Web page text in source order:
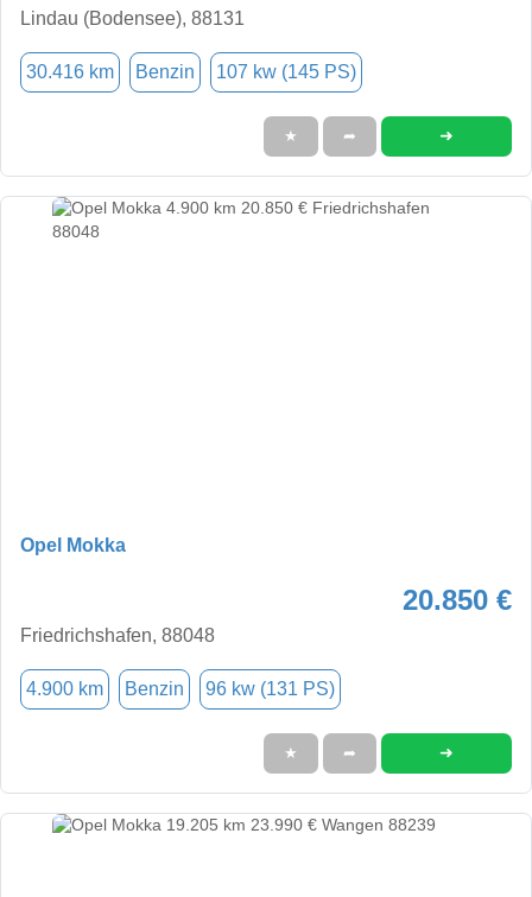
Lindau (Bodensee), 88131
30.416 km Benzin 107 kw (145 PS)
★ ➦ ➜
Opel Mokka
20.850 €
Friedrichshafen, 88048
4.900 km Benzin 96 kw (131 PS)
★ ➦ ➜